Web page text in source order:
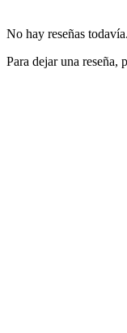
No hay reseñas
Para dejar una reseña,